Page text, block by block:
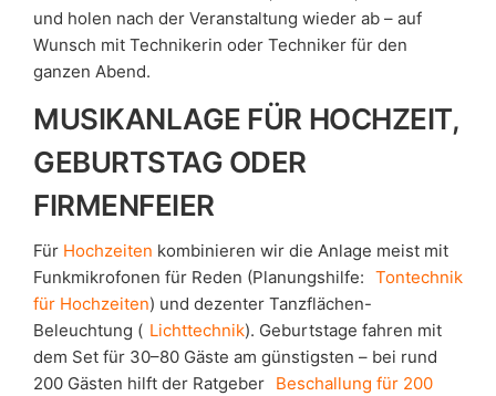
und holen nach der Veranstaltung wieder ab – auf
Wunsch mit Technikerin oder Techniker für den
ganzen Abend.
MUSIKANLAGE FÜR HOCHZEIT,
GEBURTSTAG ODER
FIRMENFEIER
Für Hochzeiten kombinieren wir die Anlage meist mit
Funkmikrofonen für Reden (Planungshilfe: Tontechnik
für Hochzeiten) und dezenter Tanzflächen-
Beleuchtung ( Lichttechnik). Geburtstage fahren mit
dem Set für 30–80 Gäste am günstigsten – bei rund
200 Gästen hilft der Ratgeber Beschallung für 200